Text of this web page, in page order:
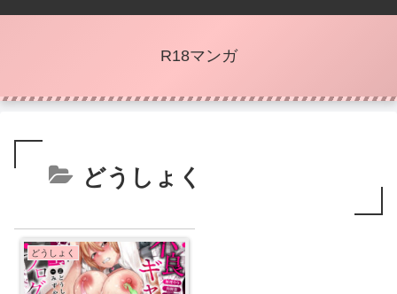
R18マンガ
どうしょく
どうしょく